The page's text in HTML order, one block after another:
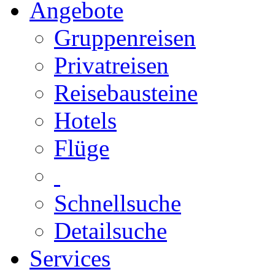
Angebote
Gruppenreisen
Privatreisen
Reisebausteine
Hotels
Flüge
Schnellsuche
Detailsuche
Services